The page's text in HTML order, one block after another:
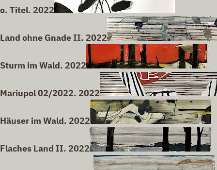
o. Titel. 2022
Land ohne Gnade II. 2022
Sturm im Wald. 2022
Mariupol 02/2022. 2022
Häuser im Wald. 2022
Flaches Land II. 2022